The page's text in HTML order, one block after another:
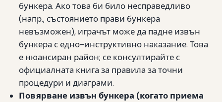
бункера. Ако това би било несправедливо
(напр., състоянието прави бункера
невъзможен), играчът може да падне извън
бункера с едно-инструктивно наказание. Това
е нюансиран район; се консултирайте с
официалната книга за правила за точни
процедури и диаграми.
Повярване извън бункера (когато приема